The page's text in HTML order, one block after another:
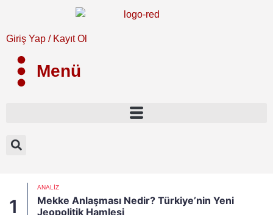
Giriş Yap / Kayıt Ol
Menü
1
ANALIZ
Mekke Anlaşması Nedir? Türkiye’nin Yeni
Jeopolitik Hamlesi